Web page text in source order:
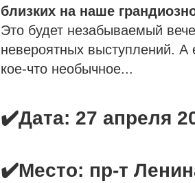
близких на наше
Это будет незабываемый
невероятных выступлений.
кое-что необычное...
✔️Дата: 27 апреля
✔️Место: пр-т